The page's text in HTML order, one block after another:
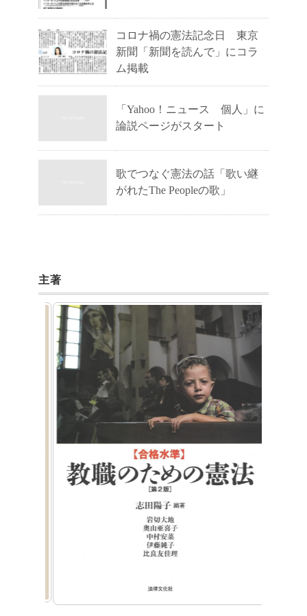
コロナ禍の憲法記念日 東京
新聞「新聞を読んで」にコラ
ム掲載
「Yahoo！ニュース 個人」に
論説ページがスタート
歌でつなぐ憲法の話「歌い継
がれたThe Peopleの歌」
主著